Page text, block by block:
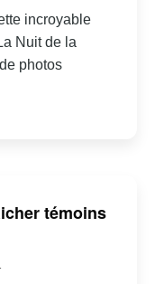
incroyable
Nuit de la
photos
témoins